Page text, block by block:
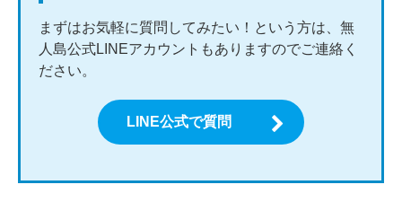
まずはお気軽に質問してみたい！という方は、無
人島公式LINEアカウントもありますのでご連絡く
ださい。
LINE公式で質問